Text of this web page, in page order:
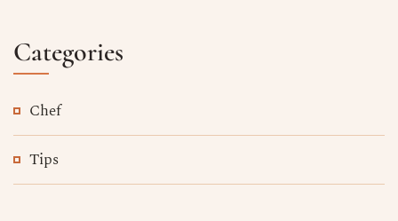
Categories
Chef
Tips